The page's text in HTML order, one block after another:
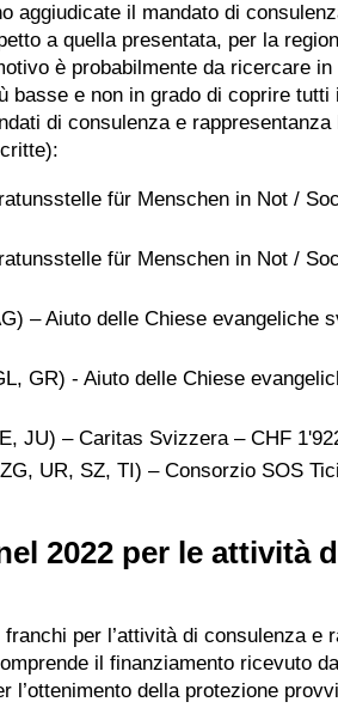
aggiudicate il mandato di
a quella presentata, per la
è probabilmente da ricercare
basse e non in grado di coprire
di consulenza e rappresentanza
für Menschen in Not /
für Menschen in Not /
– Aiuto delle Chiese evangeliche
GR) - Aiuto delle Chiese
JU) – Caritas Svizzera – CHF
UR, SZ, TI) – Consorzio SOS
2022 per le attività
per l’attività di consulenza e
il finanziamento ricevuto
della protezione